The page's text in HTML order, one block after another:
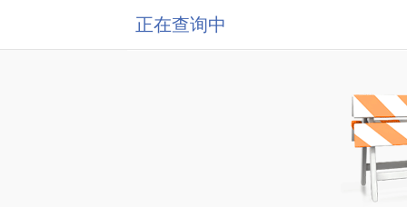
正在查询中